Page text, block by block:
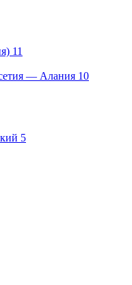
11
— Алания 10
5